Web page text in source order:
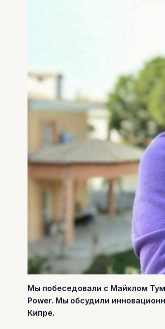
Мы побеседовали с Майклом
Power. Мы обсудили
Кипре.